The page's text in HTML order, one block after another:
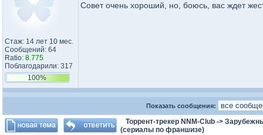
Стаж: 14 лет 10 мес.
Сообщений: 64
Ratio: 8.775
Поблагодарили: 317
100%
Совет очень хороший, но, боюсь, вас ждет
Показать сообщения:
Торрент-трекер NNM-Club ->
(сериалы по франшизе)